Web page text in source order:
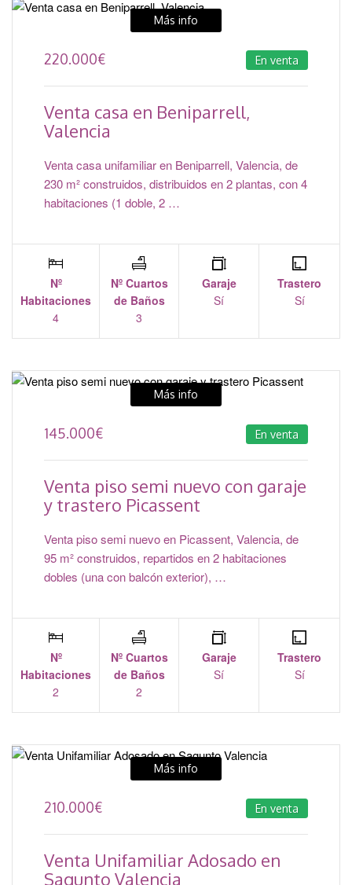
Más info
220.000€ En venta
Venta casa en Beniparrell,
Valencia
Venta casa unifamiliar en Beniparrell, Valencia, de
230 m² construidos, distribuidos en 2 plantas, con 4
habitaciones (1 doble, 2 …
Nº
Habitaciones
4
Nº Cuartos
de Baños
3
Garaje
Sí
Trastero
Sí
Más info
145.000€ En venta
Venta piso semi nuevo con garaje
y trastero Picassent
Venta piso semi nuevo en Picassent, Valencia, de
95 m² construidos, repartidos en 2 habitaciones
dobles (una con balcón exterior), …
Nº
Habitaciones
2
Nº Cuartos
de Baños
2
Garaje
Sí
Trastero
Sí
Más info
210.000€ En venta
Venta Unifamiliar Adosado en
Sagunto Valencia